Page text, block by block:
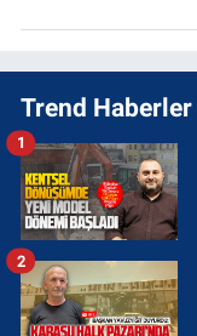
Trend Haberler
1
2